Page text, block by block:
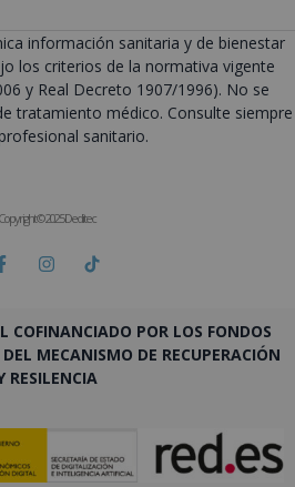
información sanitaria y de bienestar
los criterios de la normativa vigente
y Real Decreto 1907/1996). No se
tratamiento médico. Consulte siempre
sanitario.
Copyright © 2025 Deditec
COFINANCIADO POR LOS FONDOS
MECANISMO DE RECUPERACIÓN
RESILENCIA